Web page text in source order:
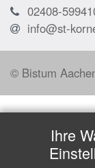
02408-
info@st-
© Bistum
Ihre